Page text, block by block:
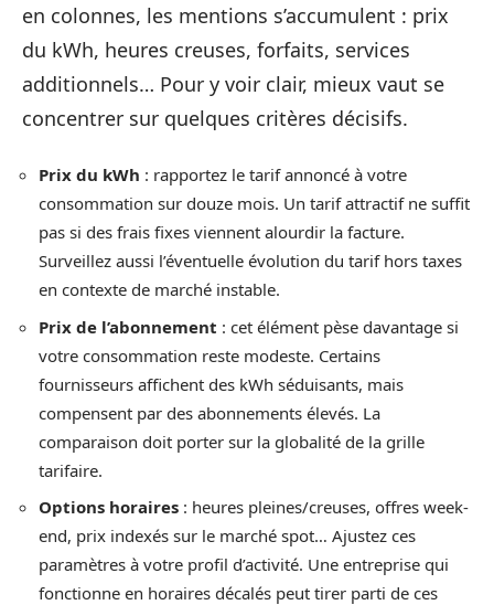
en colonnes, les mentions s’accumulent : prix
du kWh, heures creuses, forfaits, services
additionnels… Pour y voir clair, mieux vaut se
concentrer sur quelques critères décisifs.
Prix du kWh : rapportez le tarif annoncé à votre
consommation sur douze mois. Un tarif attractif ne suffit
pas si des frais fixes viennent alourdir la facture.
Surveillez aussi l’éventuelle évolution du tarif hors taxes
en contexte de marché instable.
Prix de l’abonnement : cet élément pèse davantage si
votre consommation reste modeste. Certains
fournisseurs affichent des kWh séduisants, mais
compensent par des abonnements élevés. La
comparaison doit porter sur la globalité de la grille
tarifaire.
Options horaires : heures pleines/creuses, offres week-
end, prix indexés sur le marché spot… Ajustez ces
paramètres à votre profil d’activité. Une entreprise qui
fonctionne en horaires décalés peut tirer parti de ces